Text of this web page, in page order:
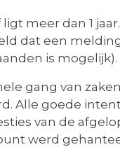
meer dan 1
dat een
is mogelijk).
gang van
Alle goede
van de
werd